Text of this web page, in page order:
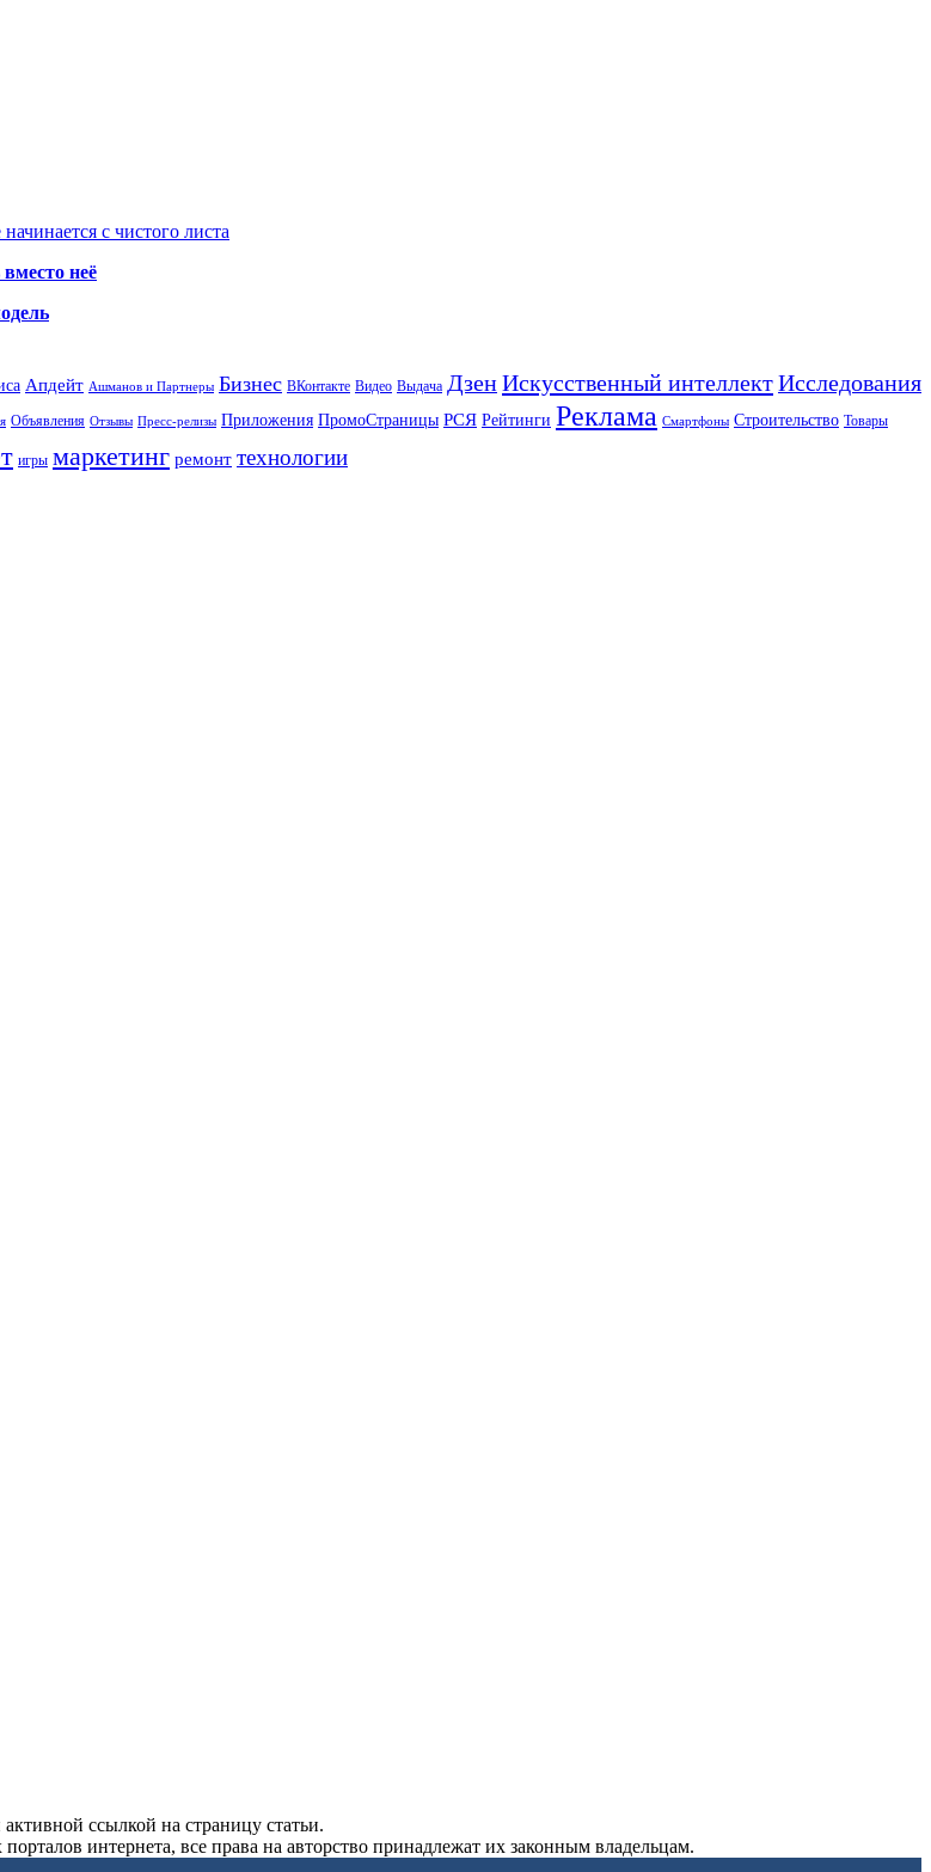
с чистого листа
неё
Апдейт Ашманов и Партнеры Бизнес ВКонтакте Видео Выдача ДзенИскусственный интеллектИсследования
Объявления Отзывы Пресс-релизы Приложения ПромоСтраницы РСЯ Рейтинги Реклама Смартфоны Строительство Товары
игры маркетинг ремонт технологии
ссылкой на страницу статьи.
интернета, все права на авторство принадлежат их законным владельцам.